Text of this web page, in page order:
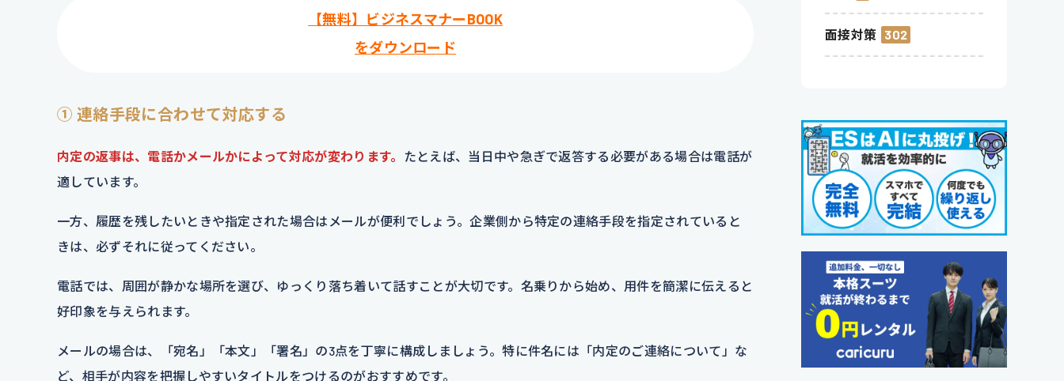
【無料】ビジネスマナーBOOK
をダウンロード
① 連絡手段に合わせて対応する
内定の返事は、電話かメールかによって対応が変わります。 たとえば、当日中や急ぎで返答する必要がある場合は電話が
適しています。
一方、履歴を残したいときや指定された場合はメールが便利でしょう。企業側から特定の連絡手段を指定されていると
きは、必ずそれに従ってください。
電話では、周囲が静かな場所を選び、ゆっくり落ち着いて話すことが大切です。名乗りから始め、用件を簡潔に伝えると
好印象を与えられます。
メールの場合は、「宛名」「本文」「署名」の3点を丁寧に構成しましょう。特に件名には「内定のご連絡について」な
ど、相手が内容を把握しやすいタイトルをつけるのがおすすめです。
面接対策 302